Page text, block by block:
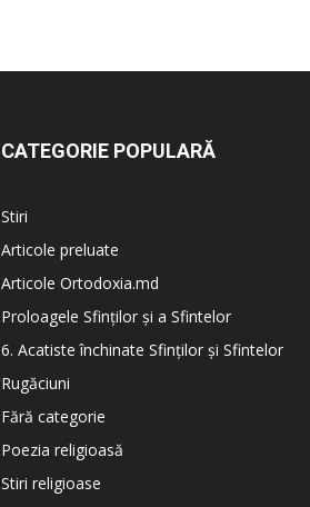
CATEGORIE POPULARĂ
Stiri
Articole preluate
Articole Ortodoxia.md
Proloagele Sfinților și a Sfintelor
6. Acatiste închinate Sfinților și Sfintelor
Rugăciuni
Fără categorie
Poezia religioasă
Stiri religioase